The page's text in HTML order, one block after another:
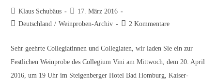
Beitrags-
Autor:
Klaus Schubäus
Beitrag
veröffentlicht:
17. März 2016
Beitrags-
Deutschland / Weinproben-Archiv
Beitrags-
2 Kommentare
Sehr geehrte Collegiatinnen und Collegiaten, wir laden Sie ein zur
Festlichen Weinprobe des Collegium Vini am Mittwoch, dem 20. April
2016, um 19 Uhr im Steigenberger Hotel Bad Homburg, Kaiser-